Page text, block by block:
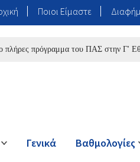
Ποιοι Είμαστε
πρόγραμμα του ΠΑΣ στην Γ' Εθνική
Γενικά Βαθμολογίες